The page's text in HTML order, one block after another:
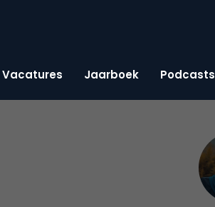
Vacatures Jaarboek Podcasts